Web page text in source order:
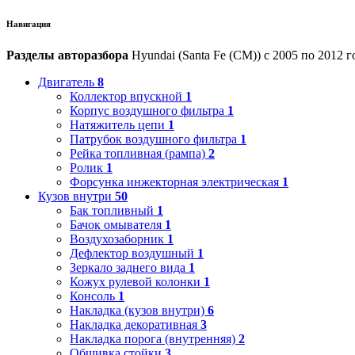
Навигация
Разделы авторазбора Hyundai (Santa Fe (CM)) с 2005 по 2012
Двигатель 8
Коллектор впускной 1
Корпус воздушного фильтра 1
Натяжитель цепи 1
Патрубок воздушного фильтра 1
Рейка топливная (рампа) 2
Ролик 1
Форсунка инжекторная электрическая 1
Кузов внутри 50
Бак топливный 1
Бачок омывателя 1
Воздухозаборник 1
Дефлектор воздушный 1
Зеркало заднего вида 1
Кожух рулевой колонки 1
Консоль 1
Накладка (кузов внутри) 6
Накладка декоративная 3
Накладка порога (внутренняя) 2